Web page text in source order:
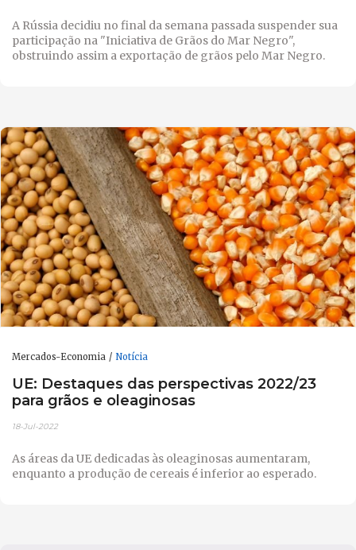
A Rússia decidiu no final da semana passada suspender sua
participação na "Iniciativa de Grãos do Mar Negro",
obstruindo assim a exportação de grãos pelo Mar Negro.
Mercados-Economia Notícia
UE: Destaques das perspectivas 2022/23
para grãos e oleaginosas
18-Jul-2022
As áreas da UE dedicadas às oleaginosas aumentaram,
enquanto a produção de cereais é inferior ao esperado.